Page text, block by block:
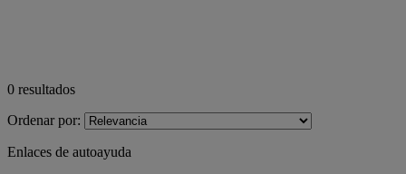
0 resultados
Ordenar por:
Enlaces de autoayuda